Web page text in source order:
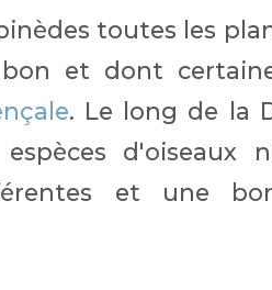
toutes les
et dont
. Le long de la
espèces
et une